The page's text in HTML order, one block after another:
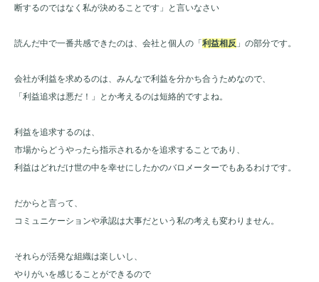
断するのではなく私が決めることです」と言いなさい
読んだ中で一番共感できたのは、会社と個人の「利益相反 」の部分です。
会社が利益を求めるのは、みんなで利益を分かち合うためなので、
「利益追求は悪だ！」とか考えるのは短絡的ですよね。
利益を追求するのは、
市場からどうやったら指示されるかを追求することであり、
利益はどれだけ世の中を幸せにしたかのバロメーターでもあるわけです。
だからと言って、
コミュニケーションや承認は大事だという私の考えも変わりません。
それらが活発な組織は楽しいし、
やりがいを感じることができるので